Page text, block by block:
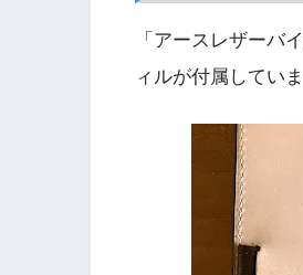
「アースレザーバ
ィルが付属していま